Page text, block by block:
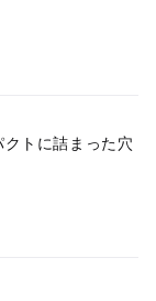
トに詰まった穴